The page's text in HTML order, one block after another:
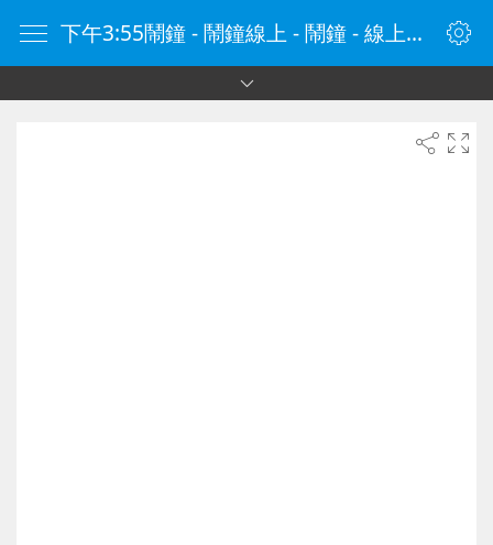
下午3:55鬧鐘 - 鬧鐘線上 - 鬧鐘 - 線上鬧鐘 - 在線鬧鐘 - 鬧鐘在線 - naozhong.tw